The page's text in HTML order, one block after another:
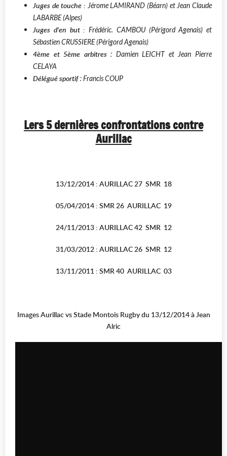
Juges de touche : Jérome LAMIRAND (Béarn) et Jean Claude
LABARBE (Alpes)
Juges d'en but : Frédéric. CAMBOU (Périgord Agenais) et
Sébastien CRUSSIERE (Périgord Agenais)
4ème et 5ème arbitres: Damien LEICHT et Jean Pierre
CELAYA
Délégué sportif: Francis COUP
Lers 5 dernières confrontations contre
Aurillac
13/12/2014 : AURILLAC 27 SMR 18
05/04/2014 : SMR 26 AURILLAC 19
24/11/2013 : AURILLAC 42 SMR 12
31/03/2012 : AURILLAC 26 SMR 12
13/11/2011 : SMR 40 AURILLAC 03
Images Aurillac vs Stade Montois Rugby du 13/12/2014 à Jean
Alric